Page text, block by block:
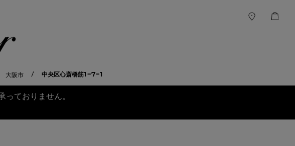
大阪市 中央区心斎橋筋1-7-1
ておりません。